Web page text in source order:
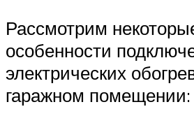
Рассмотрим
особенности
электрических
гаражном помещении: